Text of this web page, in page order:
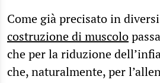
Come già precisato in
costruzione di muscolo
che per la riduzione
che, naturalmente, per